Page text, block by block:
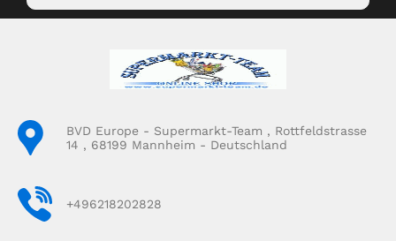
BVD Europe - Supermarkt-Team , Rottfeldstrasse
14 , 68199 Mannheim - Deutschland
+496218202828